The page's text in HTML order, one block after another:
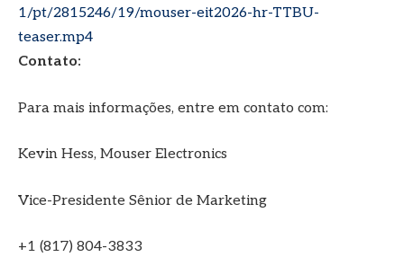
1/pt/2815246/19/mouser-eit2026-hr-TTBU-
teaser.mp4
Contato:
Para mais informações, entre em contato com:
Kevin Hess, Mouser Electronics
Vice-Presidente Sênior de Marketing
+1 (817) 804-3833